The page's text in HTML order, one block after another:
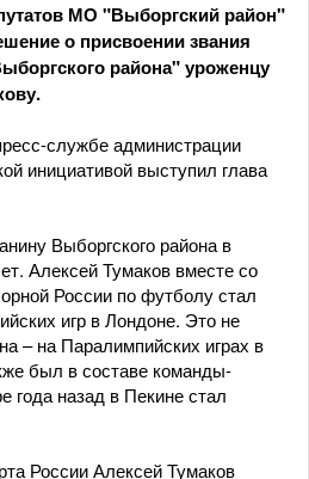
МО "Выборгский район"
о присвоении звания
района" уроженцу
службе администрации
инициативой выступил глава
Выборгского района в
Алексей Тумаков вместе со
России по футболу стал
игр в Лондоне. Это не
– на Паралимпийских играх в
был в составе команды-
года назад в Пекине стал
России Алексей Тумаков